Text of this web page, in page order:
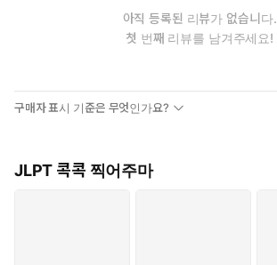
아직 등록된 리뷰가 없습니다.
첫 번째 리뷰를 남겨주세요!
구매자 표시 기준은 무엇인가요?
JLPT 콕콕 찍어주마